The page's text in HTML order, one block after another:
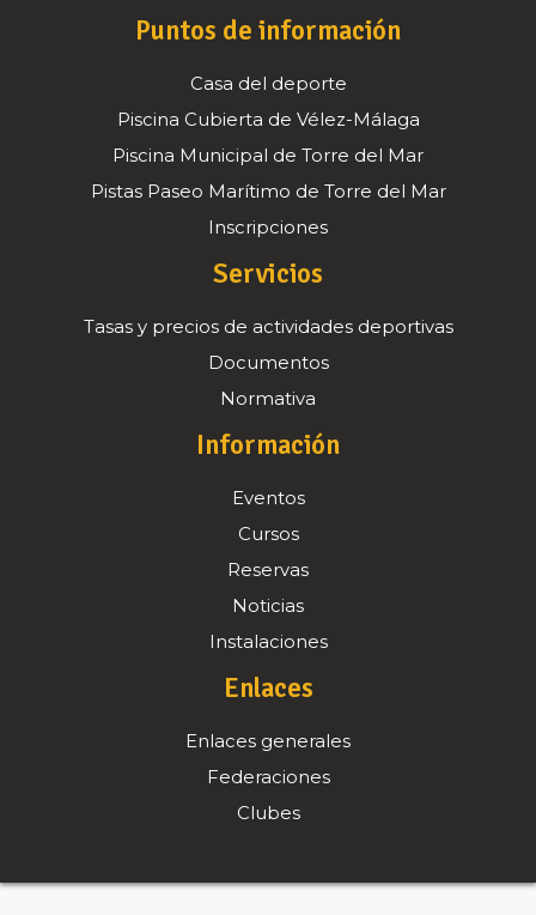
Puntos de información
Casa del deporte
Piscina Cubierta de Vélez-Málaga
Piscina Municipal de Torre del Mar
Pistas Paseo Marítimo de Torre del Mar
Inscripciones
Servicios
Tasas y precios de actividades deportivas
Documentos
Normativa
Información
Eventos
Cursos
Reservas
Noticias
Instalaciones
Enlaces
Enlaces generales
Federaciones
Clubes